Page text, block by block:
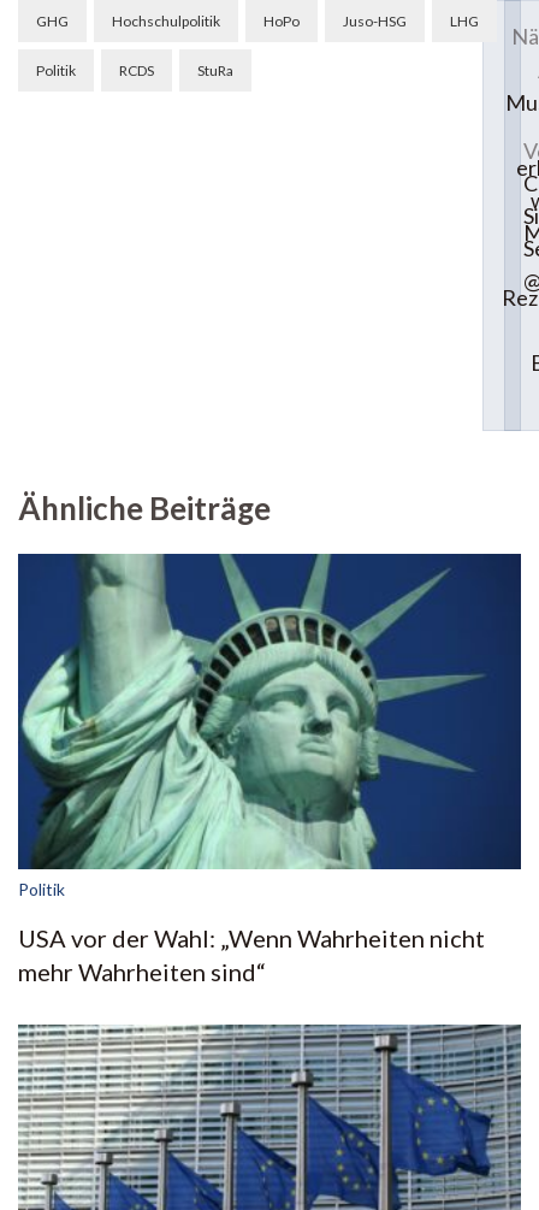
GHG Hochschulpolitik HoPo Juso-HSG LHG
Politik RCDS StuRa
Beitragsnavigation
Ähnliche Beiträge
Politik
USA vor der Wahl: „Wenn Wahrheiten nicht
mehr Wahrheiten sind“